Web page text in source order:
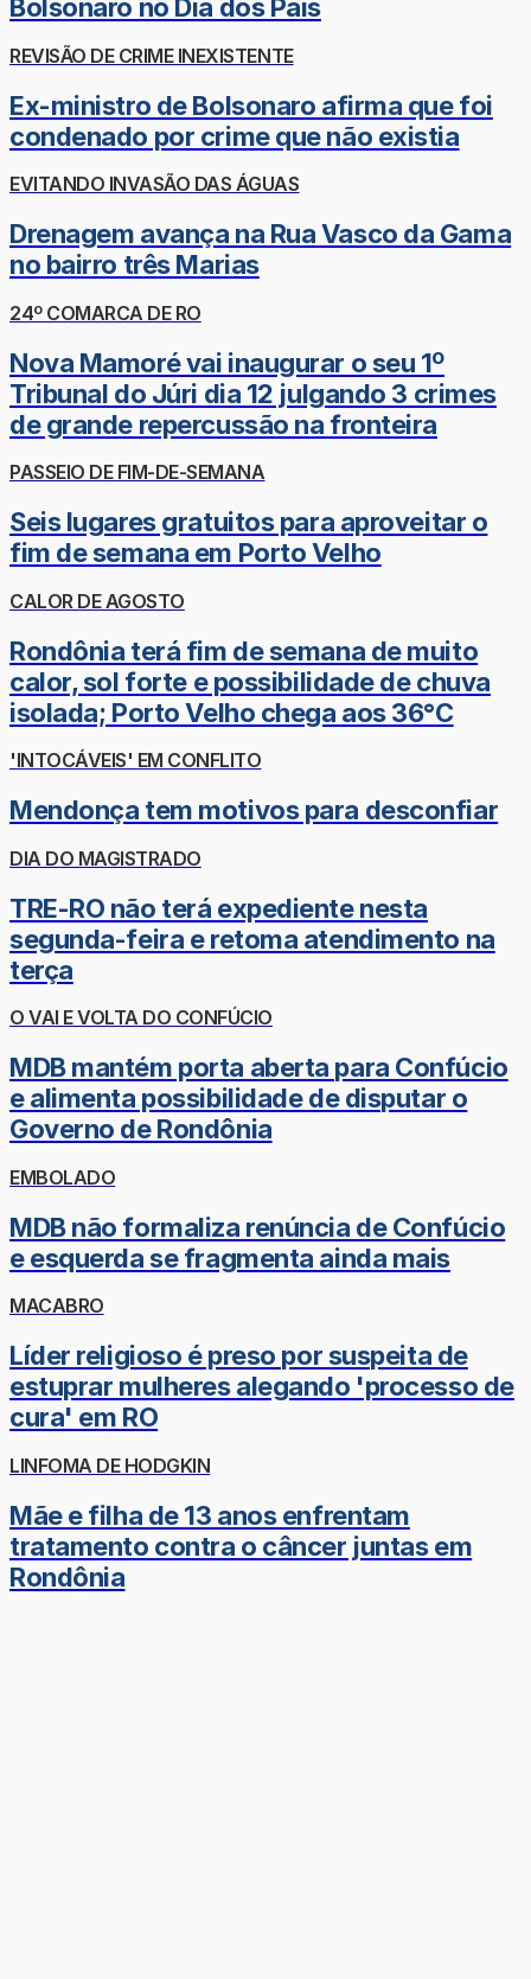
Bolsonaro no Dia dos Pais
REVISÃO DE CRIME INEXISTENTE
Ex-ministro de Bolsonaro afirma que foi
condenado por crime que não existia
EVITANDO INVASÃO DAS ÁGUAS
Drenagem avança na Rua Vasco da Gama
no bairro três Marias
24º COMARCA DE RO
Nova Mamoré vai inaugurar o seu 1º
Tribunal do Júri dia 12 julgando 3 crimes
de grande repercussão na fronteira
PASSEIO DE FIM-DE-SEMANA
Seis lugares gratuitos para aproveitar o
fim de semana em Porto Velho
CALOR DE AGOSTO
Rondônia terá fim de semana de muito
calor, sol forte e possibilidade de chuva
isolada; Porto Velho chega aos 36°C
'INTOCÁVEIS' EM CONFLITO
Mendonça tem motivos para desconfiar
DIA DO MAGISTRADO
TRE-RO não terá expediente nesta
segunda-feira e retoma atendimento na
terça
O VAI E VOLTA DO CONFÚCIO
MDB mantém porta aberta para Confúcio
e alimenta possibilidade de disputar o
Governo de Rondônia
EMBOLADO
MDB não formaliza renúncia de Confúcio
e esquerda se fragmenta ainda mais
MACABRO
Líder religioso é preso por suspeita de
estuprar mulheres alegando 'processo de
cura' em RO
LINFOMA DE HODGKIN
Mãe e filha de 13 anos enfrentam
tratamento contra o câncer juntas em
Rondônia